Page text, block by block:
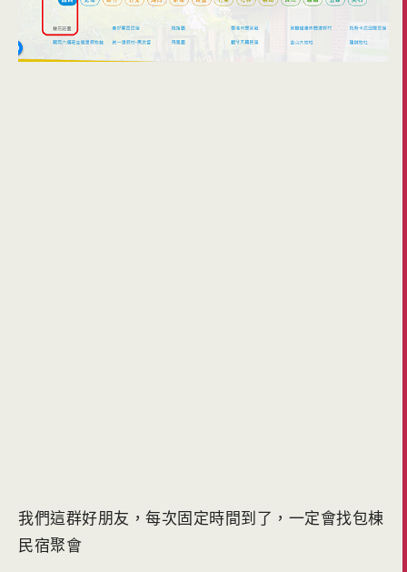
我們這群好朋友，每次固定時間到了，一定會找包棟
民宿聚會